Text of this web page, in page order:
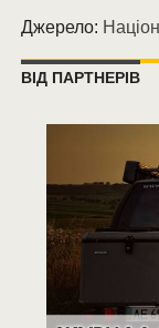
Джерело:
ВІД ПАРТНЕРІВ